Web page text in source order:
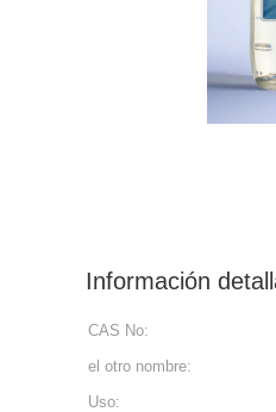
Información
CAS No:
el otro nombre:
Uso: